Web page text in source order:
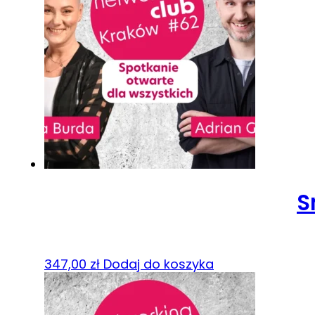
347,00 zł Dodaj do koszyka